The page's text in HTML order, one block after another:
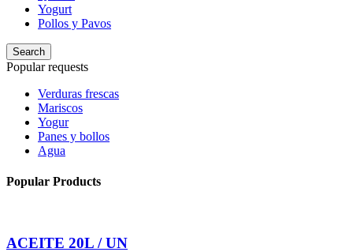
Yogurt
Pollos y Pavos
Search
Popular requests
Verduras frescas
Mariscos
Yogur
Panes y bollos
Agua
Popular Products
ACEITE 20L / UN